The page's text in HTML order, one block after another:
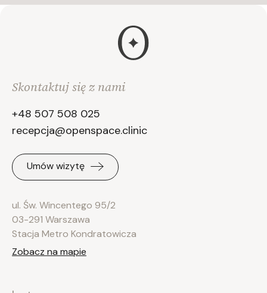
Skontaktuj się z nami
+48 507 508 025
recepcja@openspace.clinic
Umów wizytę
ul. Św. Wincentego 95/2
03-291 Warszawa
Stacja Metro Kondratowicza
Zobacz na mapie